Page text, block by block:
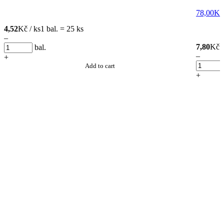
4,52Kč / ks1 bal. = 25 ks
–
bal.
+
Add to cart
78,00Kč
7,80Kč
–
+